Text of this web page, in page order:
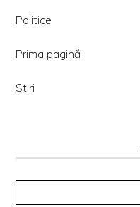
Politice
Prima pagină
Stiri
Arhivă